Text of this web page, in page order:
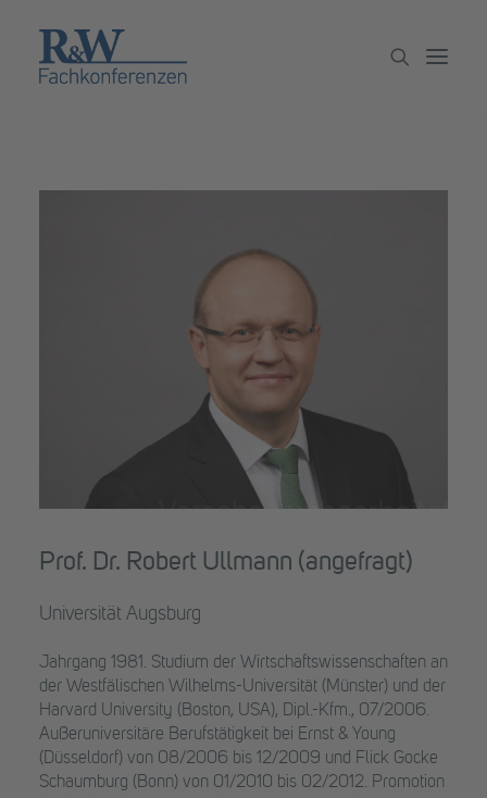
Newsletter
Prof. Dr. Robert Ullmann (angefragt)
Universität Augsburg
Jahrgang 1981. Studium der Wirtschaftswissenschaften an
der Westfälischen Wilhelms-Universität (Münster) und der
Harvard University (Boston, USA), Dipl.-Kfm., 07/2006.
Außeruniversitäre Berufstätigkeit bei Ernst & Young
(Düsseldorf) von 08/2006 bis 12/2009 und Flick Gocke
Schaumburg (Bonn) von 01/2010 bis 02/2012. Promotion